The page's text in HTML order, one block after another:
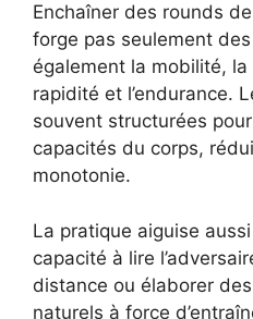
Enchaîner des rounds de
forge pas seulement
également la mobilité,
rapidité et l’endurance.
souvent structurées
capacités du corps,
monotonie.
La pratique aiguise
capacité à lire
distance ou élaborer
naturels à force